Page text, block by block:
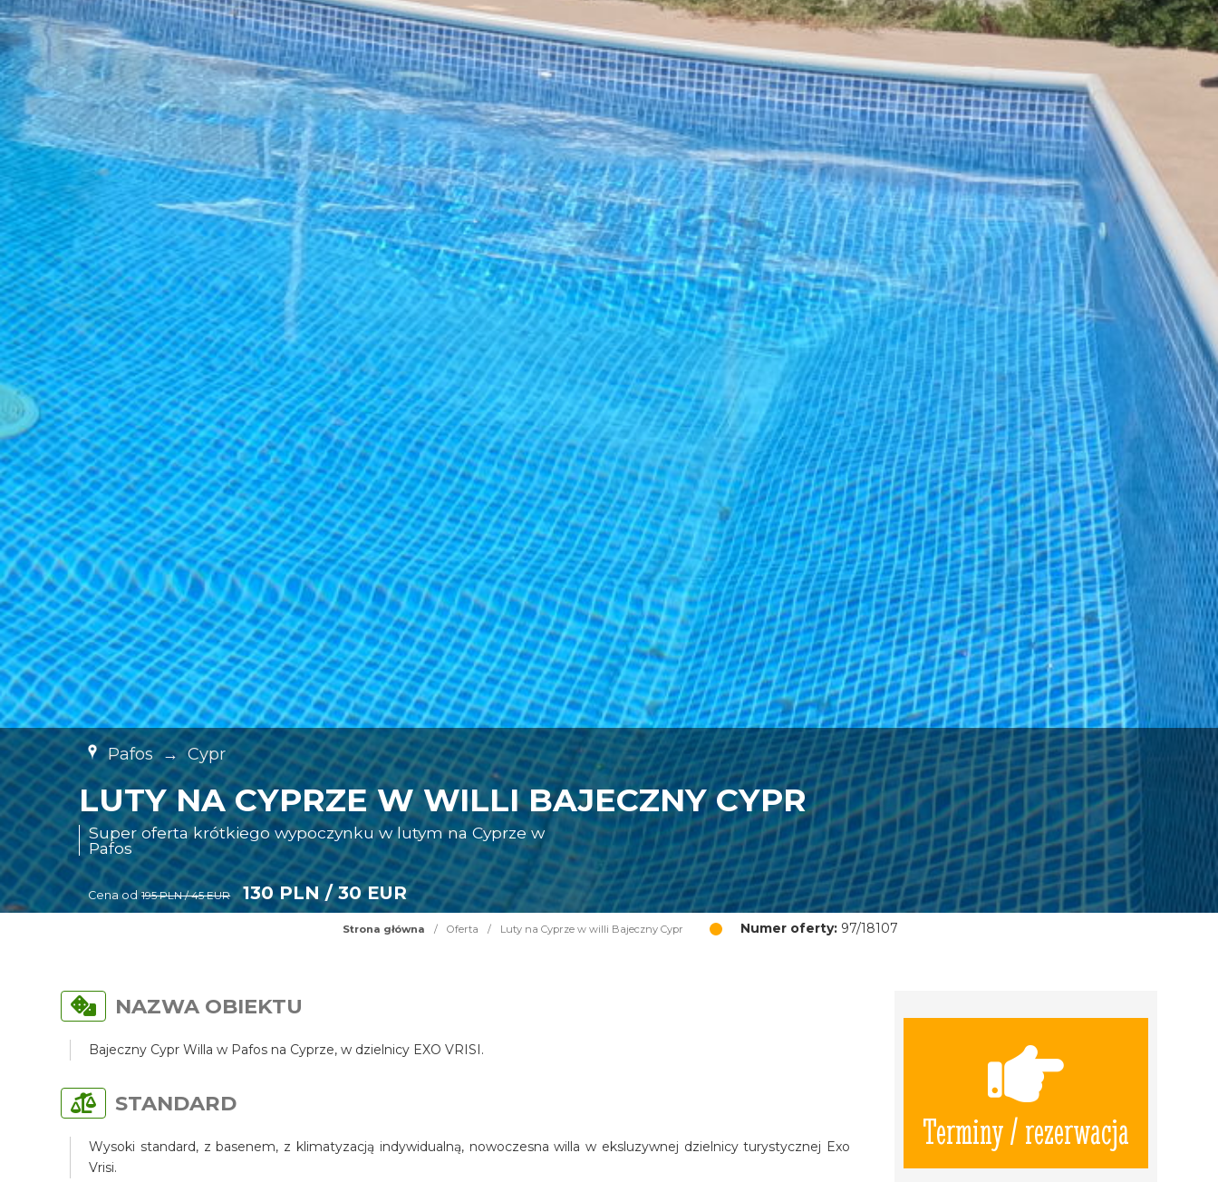
Pafos → Cypr
LUTY NA CYPRZE W WILLI BAJECZNY CYPR
Super oferta krótkiego wypoczynku w lutym na Cyprze w
Pafos
Cena od 195 PLN / 45 EUR 130 PLN / 30 EUR
Strona główna / Oferta / Luty na Cyprze w willi Bajeczny Cypr Numer oferty: 97/18107
Terminy / rezerwacja
NAZWA OBIEKTU
Bajeczny Cypr Willa w Pafos na Cyprze, w dzielnicy EXO VRISI.
STANDARD
Wysoki standard, z basenem, z klimatyzacją indywidualną, nowoczesna willa w eksluzywnej dzielnicy turystycznej Exo
Vrisi.